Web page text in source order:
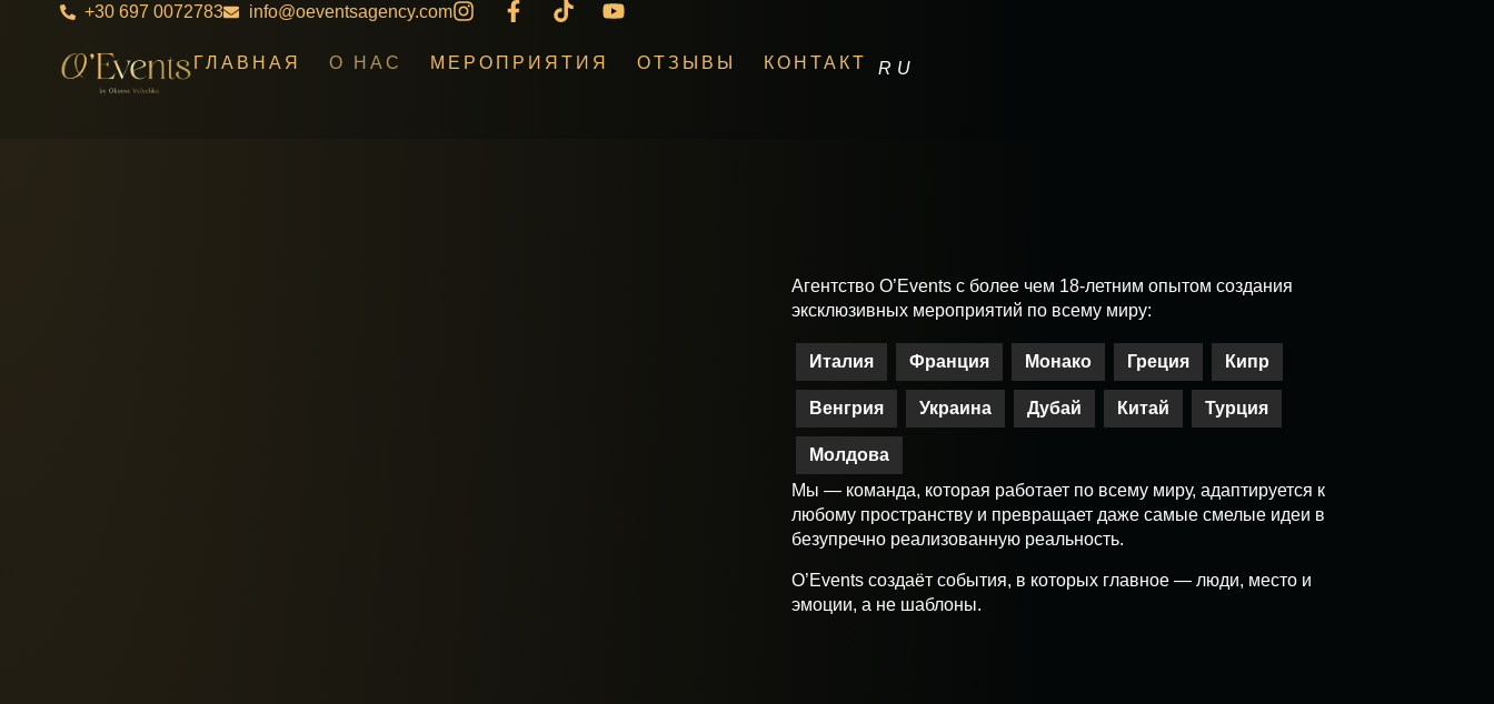
+30 697 0072783 info@oeventsagency.com
ГЛАВНАЯ О НАС МЕРОПРИЯТИЯ ОТЗЫВЫ КОНТАКТ RU
EN
Агентство O’Events с более чем 18-летним опытом создания
эксклюзивных мероприятий по всему миру:
Италия Франция Монако Греция Кипр
Венгрия Украина Дубай Китай Турция
Молдова
Мы — команда, которая работает по всему миру, адаптируется к
любому пространству и превращает даже самые смелые идеи в
безупречно реализованную реальность.
O’Events создаёт события, в которых главное — люди, место и
эмоции, а не шаблоны.